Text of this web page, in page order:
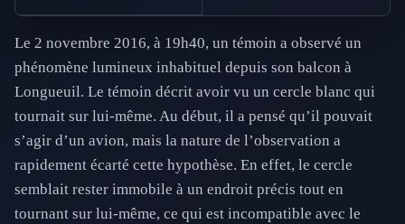
Le 2 novembre 2016, à 19h40, un témoin a observé un
phénomène lumineux inhabituel depuis son balcon à
Longueuil. Le témoin décrit avoir vu un cercle blanc qui
tournait sur lui-même. Au début, il a pensé qu’il pouvait
s’agir d’un avion, mais la nature de l’observation a
rapidement écarté cette hypothèse. En effet, le cercle
semblait rester immobile à un endroit précis tout en
tournant sur lui-même, ce qui est incompatible avec le